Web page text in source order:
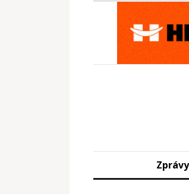
Zprávy